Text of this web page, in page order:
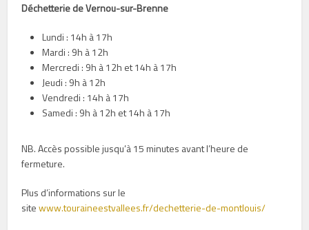
Déchetterie de Vernou-sur-Brenne
Lundi : 14h à 17h
Mardi : 9h à 12h
Mercredi : 9h à 12h et 14h à 17h
Jeudi : 9h à 12h
Vendredi : 14h à 17h
Samedi : 9h à 12h et 14h à 17h
NB. Accès possible jusqu’à 15 minutes avant l’heure de
fermeture.
Plus d’informations sur le
sitewww.touraineestvallees.fr/dechetterie-de-montlouis/